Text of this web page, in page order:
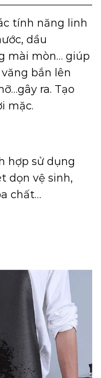
tính năng linh
dầu
mài mòn… giúp
bắn lên
ra. Tạo
mặc.
hợp sử dụng
dọn vệ sinh,
chất…